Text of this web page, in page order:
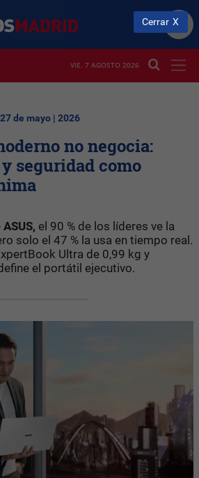
VIE. 7 AGOSTO 2026
de mayo | 2026
no negocia:
seguridad como
ASUS, el 90 % de los líderes ve la
solo el 47 % la usa en tiempo real.
Ultra de 0,99 kg y
el portátil ejecutivo.
Cerrar